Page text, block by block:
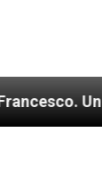
uomo di